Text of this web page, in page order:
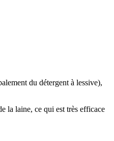
du détergent à lessive),
la laine, ce qui est très efficace